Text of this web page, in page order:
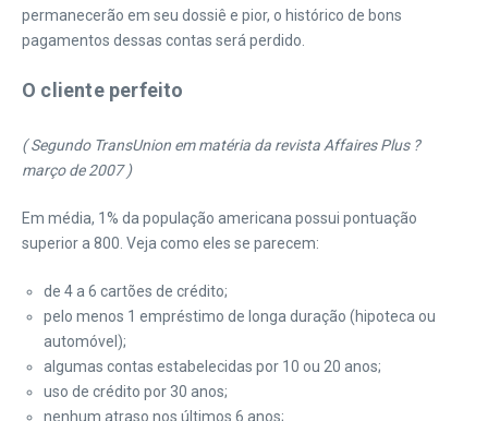
permanecerão em seu dossiê e pior, o histórico de bons
pagamentos dessas contas será perdido.
O cliente perfeito
( Segundo TransUnion em matéria da revista Affaires Plus ?
março de 2007 )
Em média, 1% da população americana possui pontuação
superior a 800. Veja como eles se parecem:
de 4 a 6 cartões de crédito;
pelo menos 1 empréstimo de longa duração (hipoteca ou
automóvel);
algumas contas estabelecidas por 10 ou 20 anos;
uso de crédito por 30 anos;
nenhum atraso nos últimos 6 anos;